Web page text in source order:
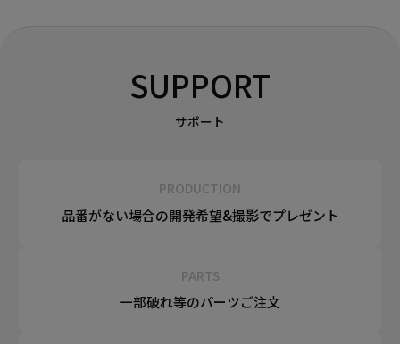
SUPPORT
サポート
PRODUCTION
品番がない場合の開発希望&撮影でプレゼント
PARTS
一部破れ等のパーツご注文